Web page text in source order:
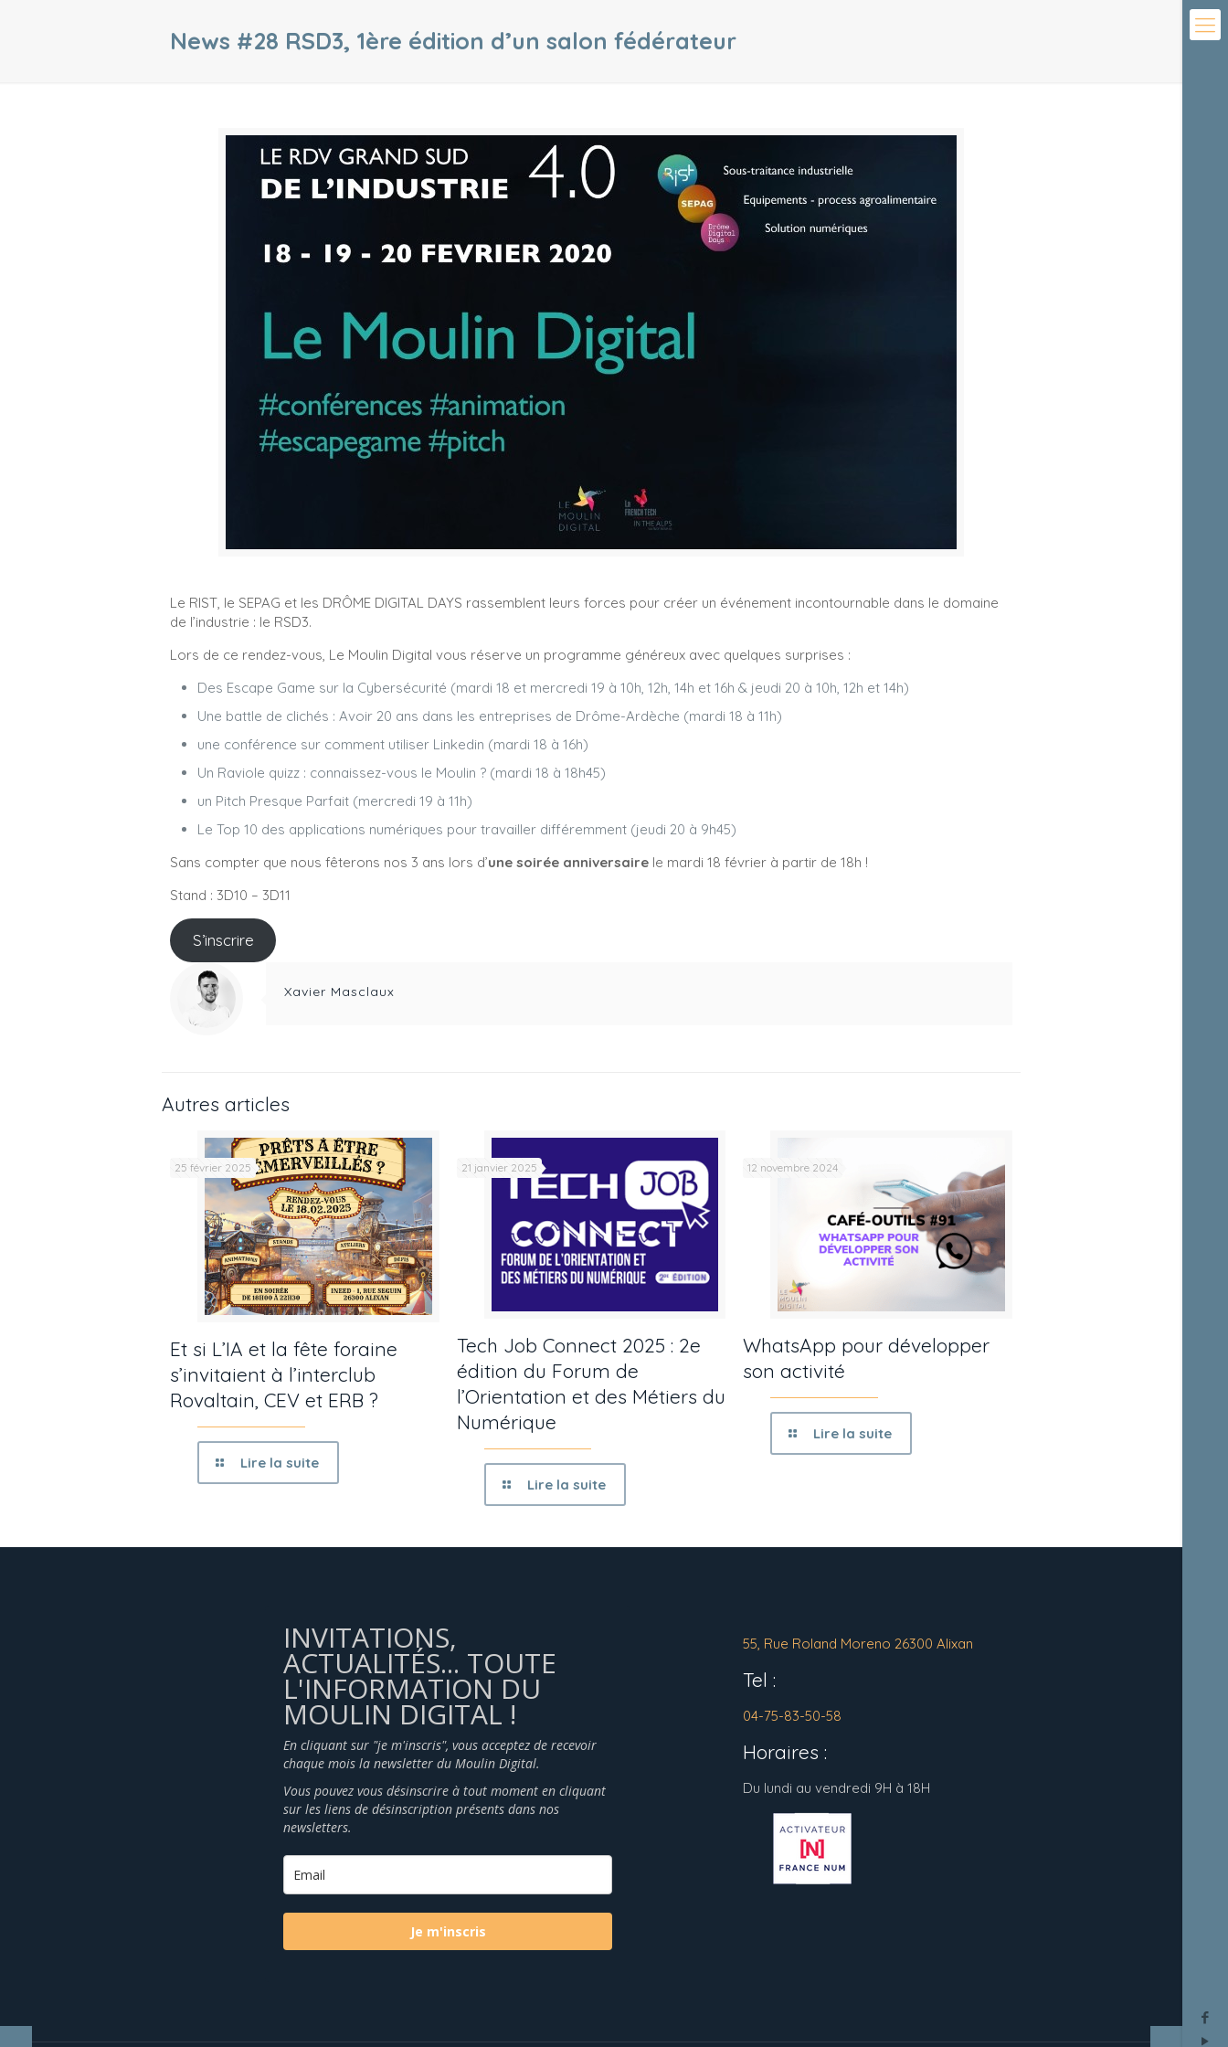
News #28 RSD3, 1ère édition d’un salon fédérateur
Le RIST, le SEPAG et les DRÔME DIGITAL DAYS rassemblent leurs forces pour créer un événement incontournable dans le domaine
de l’industrie : le RSD3.
Lors de ce rendez-vous, Le Moulin Digital vous réserve un programme généreux avec quelques surprises :
Des Escape Game sur la Cybersécurité (mardi 18 et mercredi 19 à 10h, 12h, 14h et 16h & jeudi 20 à 10h, 12h et 14h)
Une battle de clichés : Avoir 20 ans dans les entreprises de Drôme-Ardèche (mardi 18 à 11h)
une conférence sur comment utiliser Linkedin (mardi 18 à 16h)
Un Raviole quizz : connaissez-vous le Moulin ? (mardi 18 à 18h45)
un Pitch Presque Parfait (mercredi 19 à 11h)
Le Top 10 des applications numériques pour travailler différemment (jeudi 20 à 9h45)
Sans compter que nous fêterons nos 3 ans lors d’une soirée anniversaire le mardi 18 février à partir de 18h !
Stand : 3D10 – 3D11
S’inscrire
Xavier Masclaux
Autres articles
25 février 2025
Et si L’IA et la fête foraine
s’invitaient à l’interclub
Rovaltain, CEV et ERB ?
Lire la suite
21 janvier 2025
Tech Job Connect 2025 : 2e
édition du Forum de
l’Orientation et des Métiers du
Numérique
Lire la suite
12 novembre 2024
WhatsApp pour développer
son activité
Lire la suite
INVITATIONS,
ACTUALITÉS... TOUTE
L'INFORMATION DU
MOULIN DIGITAL !
En cliquant sur "je m'inscris", vous acceptez de recevoir
chaque mois la newsletter du Moulin Digital.
Vous pouvez vous désinscrire à tout moment en cliquant
sur les liens de désinscription présents dans nos
newsletters.
Je m'inscris
55, Rue Roland Moreno 26300 Alixan
Tel :
04-75-83-50-58
Horaires :
Du lundi au vendredi 9H à 18H